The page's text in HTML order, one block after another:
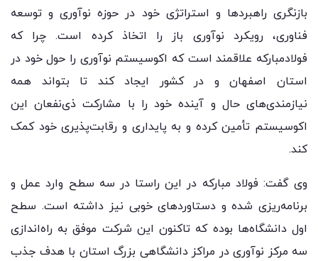
بازنگری راهبردها و استراتژی خود در حوزه نوآوری و توسعه
فناوری، رویکرد نوآوری باز را اتخاذ کرده است. چرا که
فولادمبارکه علاقمند است که اکوسیستم نوآوری را حول خود در
استان اصفهان و در کشور ایجاد کند تا بتواند همه
نیازمندی‌های حال و آینده خود را با مشارکت ذی‌نفعان این
اکوسیستم تأمین کرده و به پایداری و رقابت‌پذیری خود کمک
کند.
وی گفت: فولاد مبارکه در این راستا در سه سطح وارد عمل و
برنامه‌ریزی شده و دستاوردهای خوبی نیز داشته است. سطح
اول دانشگاه‌ها بوده که تاکنون این شرکت موفق به راه‌اندازی
سه مرکز نوآوری در مراکز دانشگاهی بزرگ استان با هدف جذب